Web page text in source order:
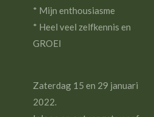
* Mijn enthousiasme
* Heel veel zelfkennis en
GROEI
Zaterdag 15 en 29 januari
2022.